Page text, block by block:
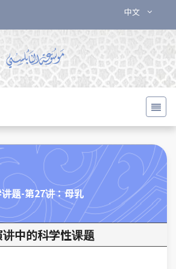
中文
题-第27讲：母乳
中的科学性课题